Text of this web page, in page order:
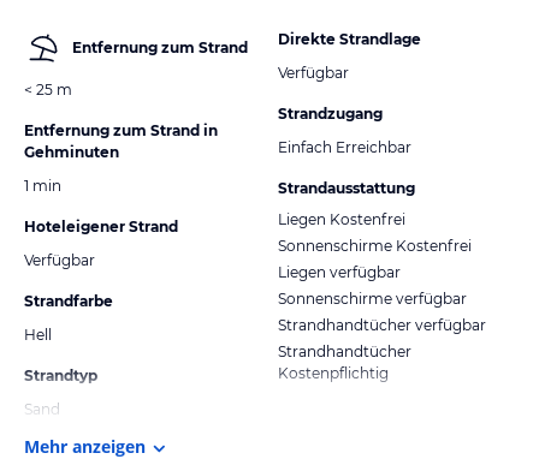
Entfernung zum Strand
< 25 m
Entfernung zum Strand in
Gehminuten
1 min
Hoteleigener Strand
Verfügbar
Strandfarbe
Hell
Strandtyp
Sand
Direkte Strandlage
Verfügbar
Strandzugang
Einfach Erreichbar
Strandausstattung
Liegen Kostenfrei
Sonnenschirme Kostenfrei
Liegen verfügbar
Sonnenschirme verfügbar
Strandhandtücher verfügbar
Strandhandtücher
Kostenpflichtig
Mehr anzeigen